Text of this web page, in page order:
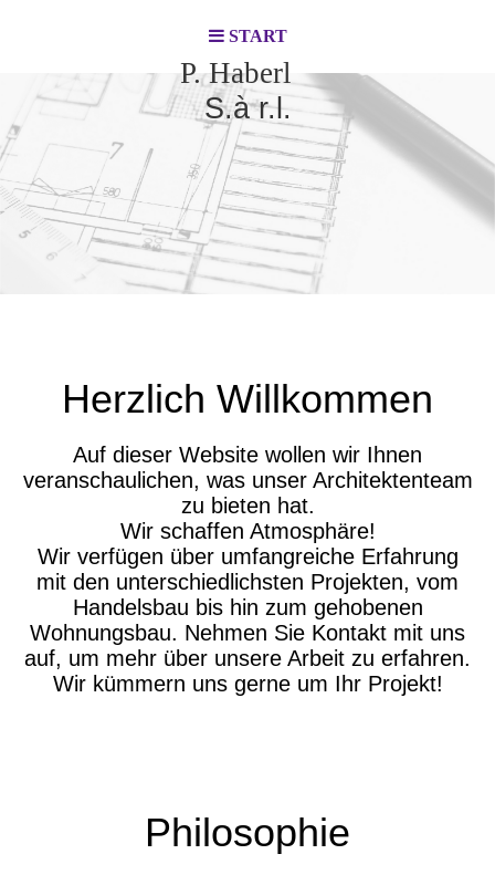
START
P. Haberl
S.à r.l.
Herzlich Willkommen
Auf dieser Website wollen wir Ihnen
veranschaulichen, was unser Architektenteam
zu bieten hat.
Wir schaffen Atmosphäre!
Wir verfügen über umfangreiche Erfahrung
mit den unterschiedlichsten Projekten, vom
Handelsbau bis hin zum gehobenen
Wohnungsbau. Nehmen Sie Kontakt mit uns
auf, um mehr über unsere Arbeit zu erfahren.
Wir kümmern uns gerne um Ihr Projekt!
Philosophie